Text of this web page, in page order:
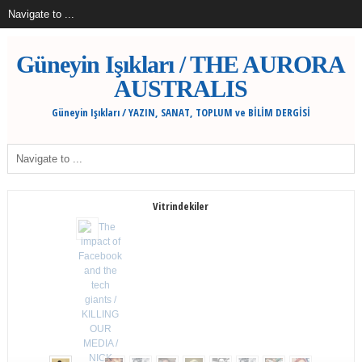
Güneyin Işıkları / THE AURORA
AUSTRALIS
Güneyin Işıkları / YAZIN, SANAT, TOPLUM ve BİLİM DERGİSİ
Vitrindekiler